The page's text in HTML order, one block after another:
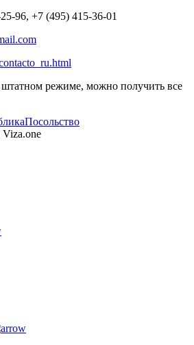
96, +7 (495) 415-36-01
штатном режиме, можно получить все
Посольство